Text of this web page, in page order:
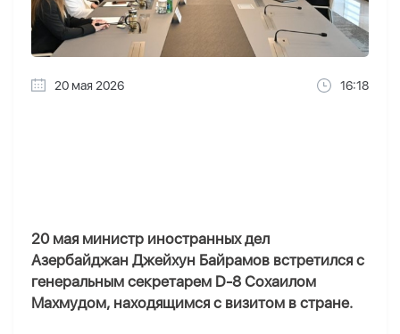
20 мая 2026 16:18
20 мая министр иностранных дел
Азербайджан Джейхун Байрамов встретился с
генеральным секретарем D-8 Сохаилом
Махмудом, находящимся с визитом в стране.